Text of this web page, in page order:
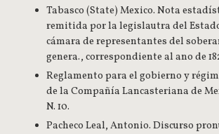
Tabasco (State) Mexico. Nota
remitida por la legislautra del
cámara de representantes del
genera., correspondiente al ano de
Reglamento para el gobierno y
de la Compañía Lancasteriana de
N. 10.
Pacheco Leal, Antonio. Discurso